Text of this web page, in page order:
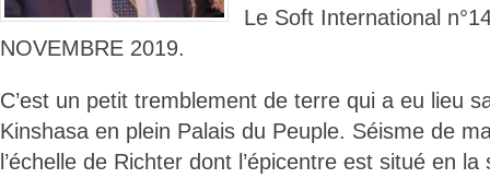
Le Soft International
NOVEMBRE 2019.
C’est un petit tremblement de terre qui a eu lieu
Kinshasa en plein Palais du Peuple. Séisme de
l’échelle de Richter dont l’épicentre est situé en